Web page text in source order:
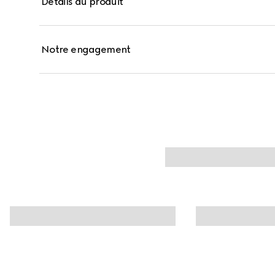
Beauté Brillant est présenté dans la nuance Valeria
Notre engagement